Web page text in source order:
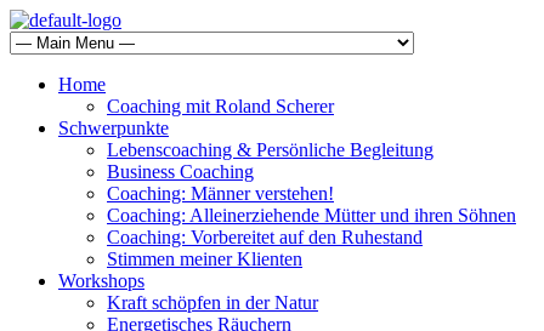
Home
Coaching mit Roland Scherer
Schwerpunkte
Lebenscoaching & Persönliche Begleitung
Business Coaching
Coaching: Männer verstehen!
Coaching: Alleinerziehende Mütter und ihren Söhnen
Coaching: Vorbereitet auf den Ruhestand
Stimmen meiner Klienten
Workshops
Kraft schöpfen in der Natur
Energetisches Räuchern